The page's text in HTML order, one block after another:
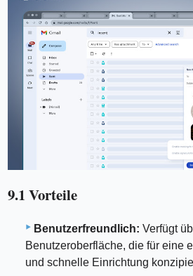
9.1 Vorteile
Benutzerfreundlich: Verfügt
Benutzeroberfläche, die für eine
und schnelle Einrichtung